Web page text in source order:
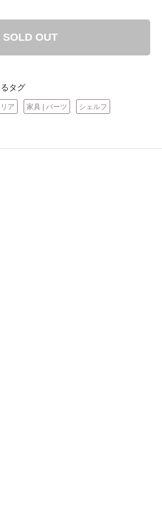
SOLD OUT
タグ
ア 家具 | パーツ シェルフ